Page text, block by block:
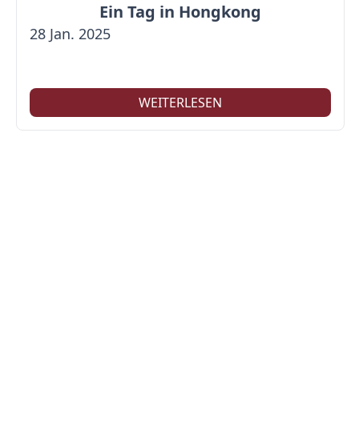
Ein Tag in Hongkong
28 Jan. 2025
WEITERLESEN